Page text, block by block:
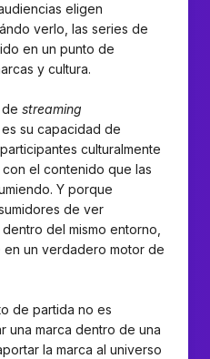
eligen
verlo, las series de
en un punto de
y cultura.
streaming
su capacidad de
culturalmente
el contenido que las
Y porque
de ver
del mismo entorno,
un verdadero motor de
de partida no es
una marca dentro de una
la marca al universo